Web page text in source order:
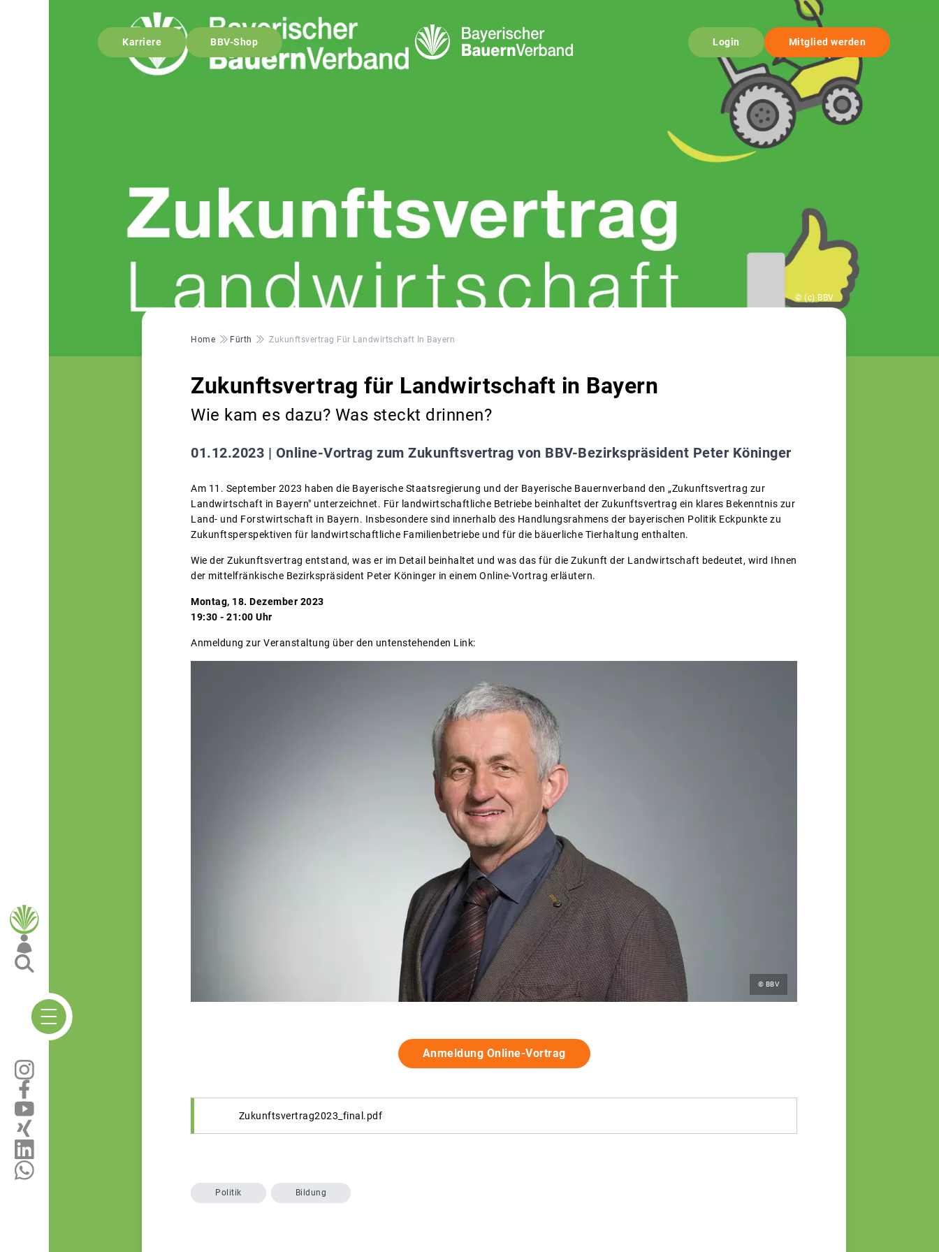
Karriere BBV-Shop Login Mitglied werden
© (c) BBV
Pfadnavigation
Home Fürth Zukunftsvertrag Für Landwirtschaft In Bayern
Zukunftsvertrag für Landwirtschaft in Bayern
Wie kam es dazu? Was steckt drinnen?
01.12.2023 | Online-Vortrag zum Zukunftsvertrag von BBV-Bezirkspräsident Peter Köninger
Am 11. September 2023 haben die Bayerische Staatsregierung und der Bayerische Bauernverband den „Zukunftsvertrag zur
Landwirtschaft in Bayern" unterzeichnet. Für landwirtschaftliche Betriebe beinhaltet der Zukunftsvertrag ein klares Bekenntnis zur
Land- und Forstwirtschaft in Bayern. Insbesondere sind innerhalb des Handlungsrahmens der bayerischen Politik Eckpunkte zu
Zukunftsperspektiven für landwirtschaftliche Familienbetriebe und für die bäuerliche Tierhaltung enthalten.
Wie der Zukunftsvertrag entstand, was er im Detail beinhaltet und was das für die Zukunft der Landwirtschaft bedeutet, wird Ihnen
der mittelfränkische Bezirkspräsident Peter Köninger in einem Online-Vortrag erläutern.
Montag, 18. Dezember 2023
19:30 - 21:00 Uhr
Anmeldung zur Veranstaltung über den untenstehenden Link:
© BBV
Anmeldung Online-Vortrag
Zukunftsvertrag2023_final.pdf
Politik Bildung